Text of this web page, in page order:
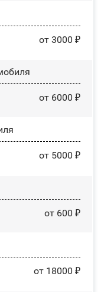
от 3000 ₽
от 6000 ₽
от 5000 ₽
от 600 ₽
от 18000 ₽